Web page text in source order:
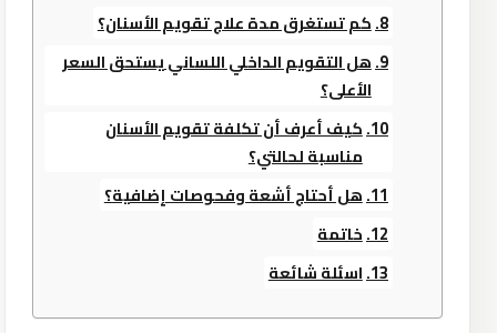
كم تستغرق مدة علاج تقويم الأسنان؟
هل التقويم الداخلي اللساني يستحق السعر
الأعلى؟
كيف أعرف أن تكلفة تقويم الأسنان
مناسبة لحالتي؟
هل أحتاج أشعة وفحوصات إضافية؟
خاتمة
اسئلة شائعة